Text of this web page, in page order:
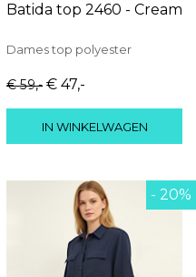
Batida top 2460 - Cream
Damestop polyester
€ 59,- € 47,-
IN WINKELWAGEN
- 20%